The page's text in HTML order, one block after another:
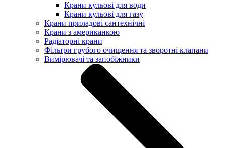
Крани кульові для води
Крани кульові для газу
Крани приладові сантехнічні
Крани з американкою
Радіаторні крани
Фільтри грубого очищення та зворотні клапани
Вимірювачі та запобіжники